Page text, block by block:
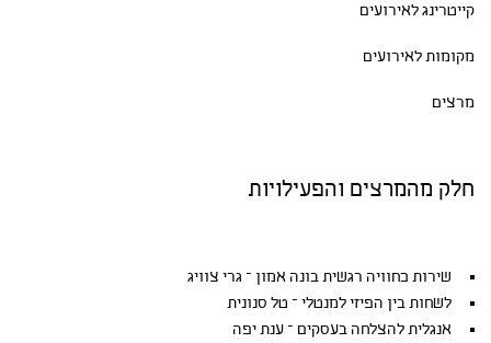
קייטרינג לאירועים
מקומות לאירועים
מרצים
חלק מהמרצים והפעילויות
שירות כחוויה רגשית בונה אמון – גרי צוויג
לשחות בין הפיזי למנטלי – טל סנונית
אנגלית להצלחה בעסקים – ענת יפה